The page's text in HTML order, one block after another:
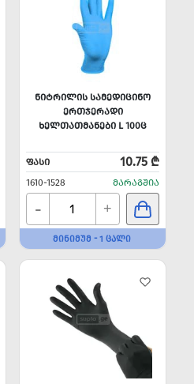
ᲜᲘᲢᲠᲘᲚᲘᲡ ᲡᲐᲛᲔᲓᲘᲪᲘᲜᲝ
ᲔᲠᲗᲯᲔᲠᲐᲓᲘ
ᲮᲔᲚᲗᲐᲗᲛᲐᲜᲔᲑᲘ L 100Ც
ᲤᲐᲡᲘ 10.75 ₾
1610-1528 ᲛᲐᲠᲐᲒᲨᲘᲐ
- +
ᲛᲘᲜᲘᲛᲣᲛ - 1 ᲪᲐᲚᲘ